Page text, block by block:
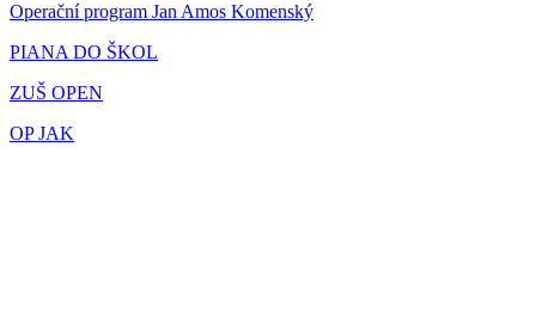
Operační program Jan Amos Komenský
PIANA DO ŠKOL
ZUŠ OPEN
OP JAK